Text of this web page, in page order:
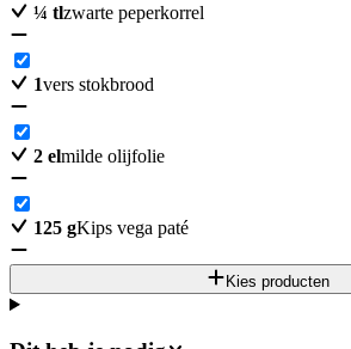
¼ tlzwarte peperkorrel
1vers stokbrood
2 elmilde olijfolie
125 gKips vega paté
Kies producten